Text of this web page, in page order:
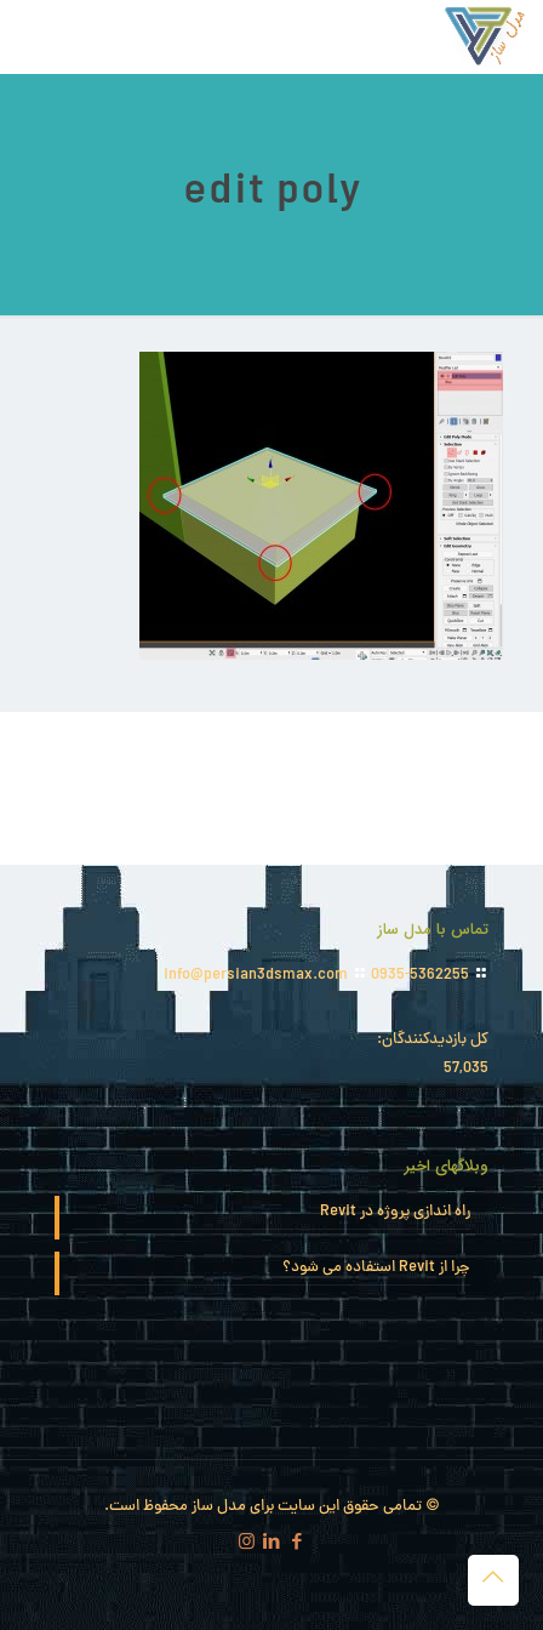
edit poly
تماس با مدل ساز
0935-5362255
کل بازدیدکنند‌گان:
57,035
وبلاگهای اخیر
راه اندازی پروژه در Revit
چرا از Revit استفاده می شود؟
© تمامی حقوق این سایت برای مدل ساز محفوظ است.